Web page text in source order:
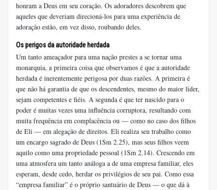
honram a Deus em seu coração. Os adoradores descobrem que
aqueles que deveriam direcioná-los para uma experiência de
adoração estão, em vez disso, roubando deles.
Os perigos da autoridade herdada
Um tanto ameaçador para uma nação prestes a se tornar uma
monarquia, a primeira coisa que observamos é que a autoridade
herdada é inerentemente perigosa por duas razões. A primeira é
que não há garantia de que os descendentes, mesmo do maior líder,
sejam competentes e fiéis. A segunda é que ter nascido para o
poder é muitas vezes uma influência corruptora, resultando com
muita frequência em complacência ou — como no caso dos filhos
de Eli — em alegação de direitos. Eli realiza seu trabalho como
um encargo sagrado de Deus (1Sm 2.25), mas seus filhos veem
aquilo como uma propriedade pessoal (1Sm 2.14). Crescendo em
uma atmosfera um tanto análoga a de uma empresa familiar, eles
esperam, desde cedo, herdar os privilégios de seu pai. Como essa
“empresa familiar” é o próprio santuário de Deus — o que dá à